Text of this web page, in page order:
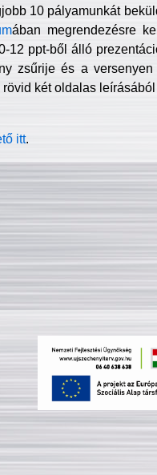
10 pályamunkát
ában megrendezésre
12 ppt-ből álló
zsűrije és a
két oldalas
itt.